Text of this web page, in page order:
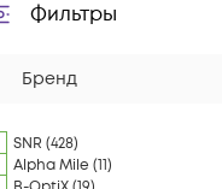
Фильтры
Бренд
SNR (428)
Alpha Mile (11)